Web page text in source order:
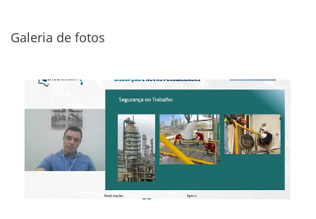
Galeria de fotos